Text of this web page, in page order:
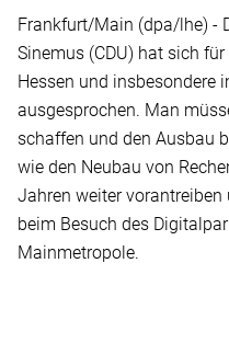
Frankfurt/Main (dpa/lhe) -
Sinemus (CDU) hat sich
Hessen und insbesondere
ausgesprochen. Man
schaffen und den Ausbau
wie den Neubau von
Jahren weiter
beim Besuch des
Mainmetropole.